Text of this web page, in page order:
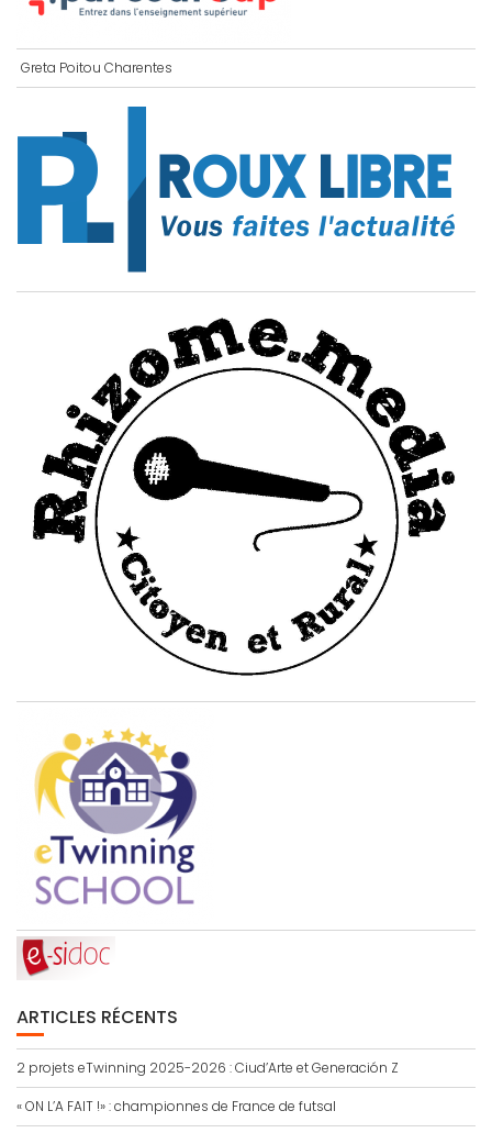
Greta Poitou Charentes
ARTICLES RÉCENTS
2 projets eTwinning 2025-2026 : Ciud’Arte et Generación Z
« ON L’A FAIT !» : championnes de France de futsal